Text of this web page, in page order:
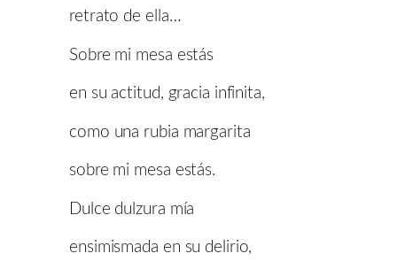
retrato de ella…
Sobre mi mesa estás
en su actitud, gracia infinita,
como una rubia margarita
sobre mi mesa estás.
Dulce dulzura mía
ensimismada en su delirio,